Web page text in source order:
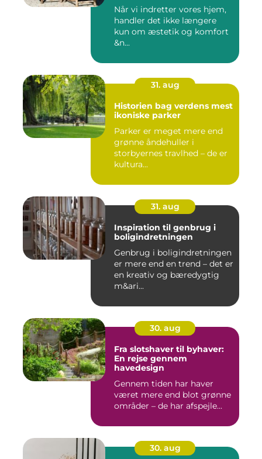
Når vi indretter vores hjem,
handler det ikke længere
kun om æstetik og komfort
&n...
31. aug
Historien bag verdens mest
ikoniske parker
Parker er meget mere end
grønne åndehuller i
storbyernes travlhed – de er
kultura...
31. aug
Inspiration til genbrug i
boligindretningen
Genbrug i boligindretningen
er mere end en trend – det er
en kreativ og bæredygtig
m&ari...
30. aug
Fra slotshaver til byhaver:
En rejse gennem
havedesign
Gennem tiden har haver
været mere end blot grønne
områder – de har afspejle...
30. aug